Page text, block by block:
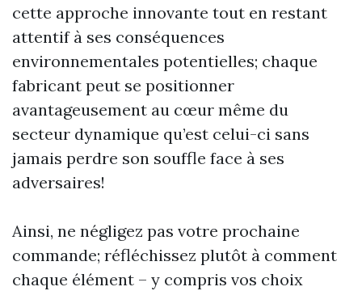
cette approche innovante tout en restant
attentif à ses conséquences
environnementales potentielles; chaque
fabricant peut se positionner
avantageusement au cœur même du
secteur dynamique qu’est celui-ci sans
jamais perdre son souffle face à ses
adversaires!
Ainsi, ne négligez pas votre prochaine
commande; réfléchissez plutôt à comment
chaque élément – y compris vos choix